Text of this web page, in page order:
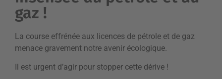
gaz !
La course effrénée aux licences de pétrole et de gaz
menace gravement notre avenir écologique.
Il est urgent d’agir pour stopper cette dérive !